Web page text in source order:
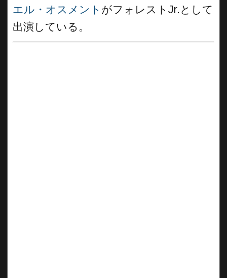
エル・オスメント がフォレストJr.として
出演している。